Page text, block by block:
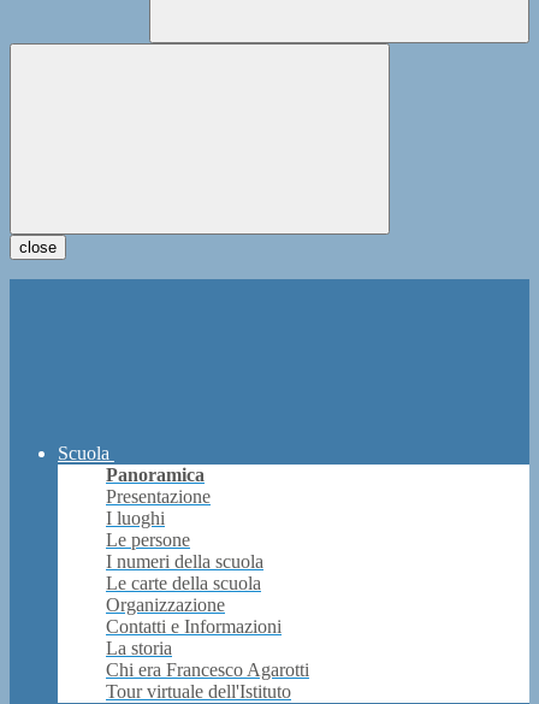
close
Scuola
Panoramica
Presentazione
I luoghi
Le persone
I numeri della scuola
Le carte della scuola
Organizzazione
Contatti e Informazioni
La storia
Chi era Francesco Agarotti
Tour virtuale dell'Istituto